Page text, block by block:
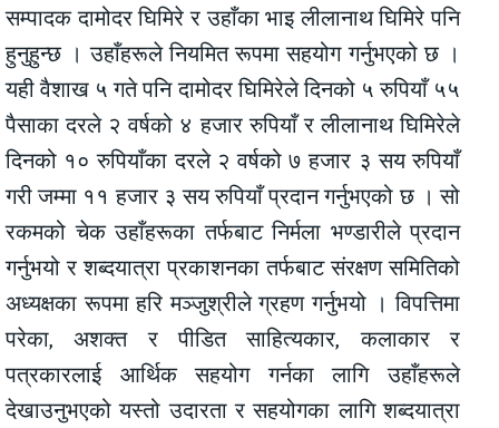
सम्पादक दामोदर घिमिरे र उहाँका भाइ लीलानाथ घिमिरे पनि
हुनुहुन्छ । उहाँहरूले नियमित रूपमा सहयोग गर्नुभएको छ ।
यही वैशाख ५ गते पनि दामोदर घिमिरेले दिनको ५ रुपियाँ ५५
पैसाका दरले २ वर्षको ४ हजार रुपियाँ र लीलानाथ घिमिरेले
दिनको १० रुपियाँका दरले २ वर्षको ७ हजार ३ सय रुपियाँ
गरी जम्मा ११ हजार ३ सय रुपियाँ प्रदान गर्नुभएको छ । सो
रकमको चेक उहाँहरूका तर्फबाट निर्मला भण्डारीले प्रदान
गर्नुभयो र शब्दयात्रा प्रकाशनका तर्फबाट संरक्षण समितिको
अध्यक्षका रूपमा हरि मञ्जुश्रीले ग्रहण गर्नुभयो । विपत्तिमा
परेका, अशक्त र पीडित साहित्यकार, कलाकार र
पत्रकारलाई आर्थिक सहयोग गर्नका लागि उहाँहरूले
देखाउनुभएको यस्तो उदारता र सहयोगका लागि शब्दयात्रा